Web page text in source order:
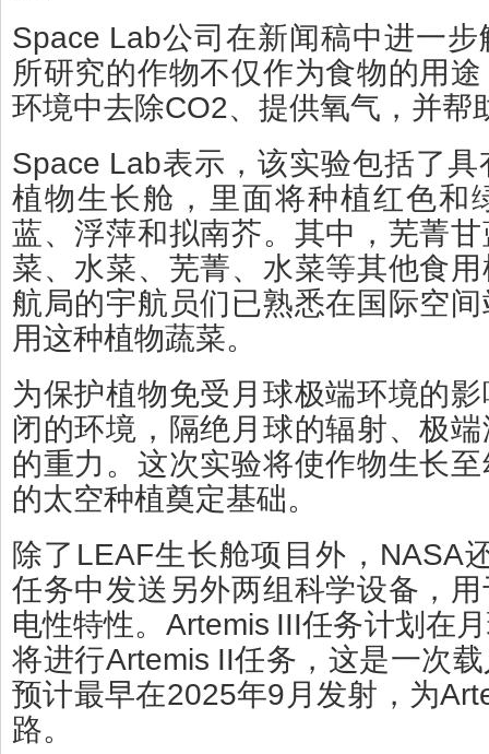
Space Lab公司在新闻稿中进一
所研究的作物不仅作为食物的用
环境中去除CO2、提供氧气，并帮
Space Lab表示，该实验包括了
植物生长舱，里面将种植红色和
蓝、浮萍和拟南芥。其中，芜菁
菜、水菜、芜菁、水菜等其他食
航局的宇航员们已熟悉在国际空
用这种植物蔬菜。
为保护植物免受月球极端环境的
闭的环境，隔绝月球的辐射、极
的重力。这次实验将使作物生长
的太空种植奠定基础。
除了LEAF生长舱项目外，NASA
任务中发送另外两组科学设备，
电性特性。Artemis III任务计划在
将进行Artemis II任务，这是一次
预计最早在2025年9月发射，为
路。